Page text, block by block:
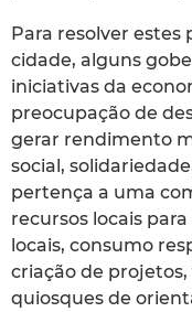
Para resolver
cidade, alguns
iniciativas da
preocupação de
gerar rendimento
social,
pertença a uma
recursos locais
locais, consumo
criação de
quiosques de